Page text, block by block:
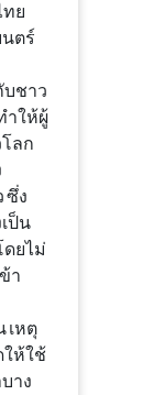
ย
ตร์
ชาว
ำให้ผู้
ลก
ซึ่ง
ป็น
ยไม่
า
เหตุ
ห้ใช้
าง